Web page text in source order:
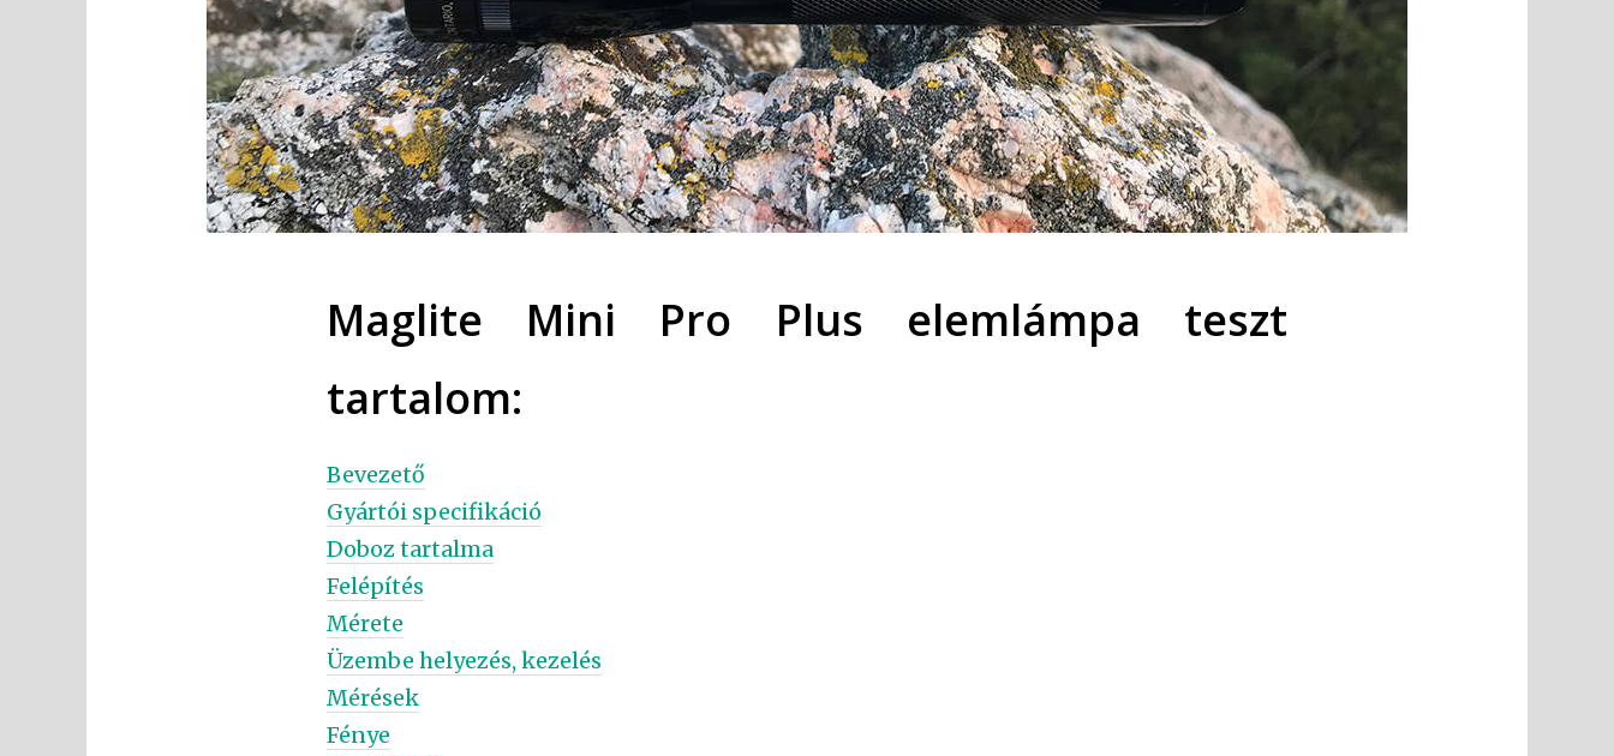
Maglite Mini Pro Plus elemlámpa teszt
tartalom:
Bevezető
Gyártói specifikáció
Doboz tartalma
Felépítés
Mérete
Üzembe helyezés, kezelés
Mérések
Fénye